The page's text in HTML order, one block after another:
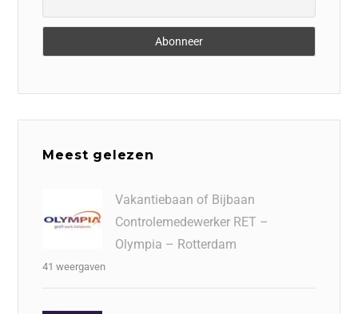
Meest gelezen
Vakantiebaan of Bijbaan
Controlemedewerker RET –
Olympia – Rotterdam
41 weergaven